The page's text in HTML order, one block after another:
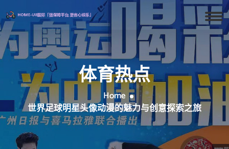
体育热点
Home
世界足球明星头像动漫的魅力与创意探索之旅